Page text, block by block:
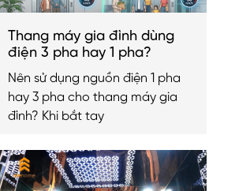
Thang máy gia đình dùng
điện 3 pha hay 1 pha?
Nên sử dụng nguồn điện 1 pha
hay 3 pha cho thang máy gia
đình? Khi bắt tay